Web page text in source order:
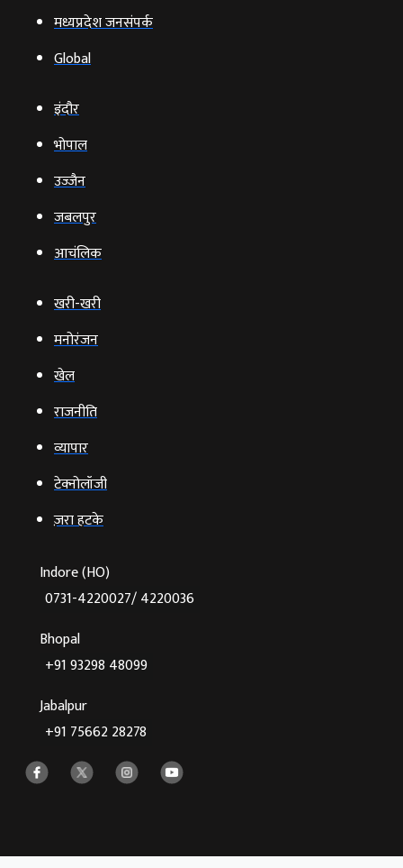
मध्यप्रदेश जनसंपर्क
Global
इंदौर
भोपाल
उज्‍जैन
जबलपुर
आचंलिक
खरी-खरी
मनोरंजन
खेल
राजनीति
व्‍यापार
टेक्‍नोलॉजी
ज़रा हटके
Indore (HO)
0731-4220027/ 4220036
Bhopal
+91 93298 48099
Jabalpur
+91 75662 28278